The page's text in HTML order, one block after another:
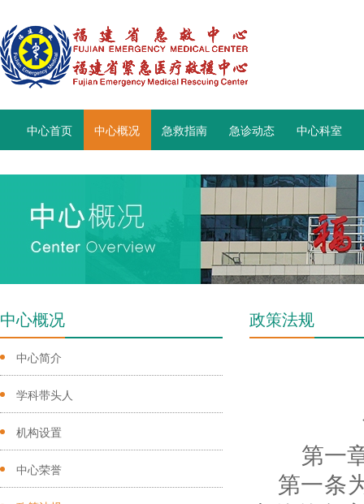
中心首页 中心概况 急救指南 急诊动态 中心科室
中心概况
中心简介
学科带头人
机构设置
中心荣誉
政策法规
第一
第一条